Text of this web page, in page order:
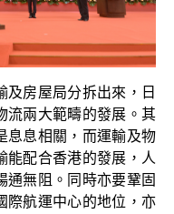
房屋局分拆出來，日
流兩大範疇的發展。其
息息相關，而運輸及物
能配合香港的發展，人
通無阻。同時亦要鞏固
際航運中心的地位，亦